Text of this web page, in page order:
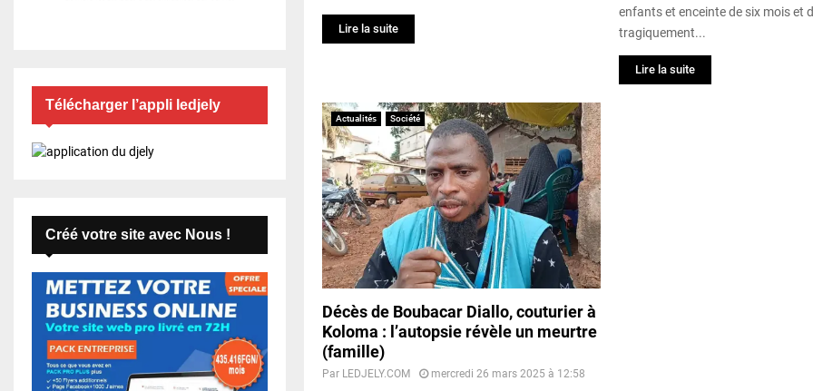
Lire la suite
enfants et enceinte de six mois et
tragiquement...
Lire la suite
Actualités Société
Décès de Boubacar Diallo, couturier à
Koloma : l’autopsie révèle un meurtre
(famille)
Par LEDJELY.COM mercredi 26 mars 2025 à 12:58
Télécharger l’appli ledjely
Créé votre site avec Nous !